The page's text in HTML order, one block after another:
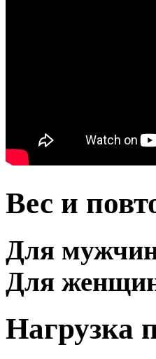
Вес и
Для
Для
Нагрузка